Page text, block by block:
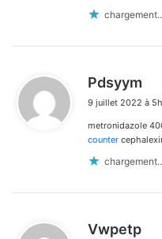
Pdsyym
t
:
9 juillet 2022 à
metronidazole
counter
Vwpetp